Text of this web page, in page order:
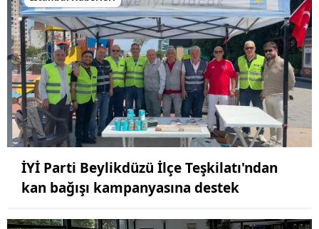
İYİ Parti Beylikdüzü İlçe Teşkilatı'ndan
kan bağışı kampanyasına destek